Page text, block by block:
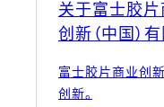
关于富士胶
创新（中国）
富士胶片商业创
创新。